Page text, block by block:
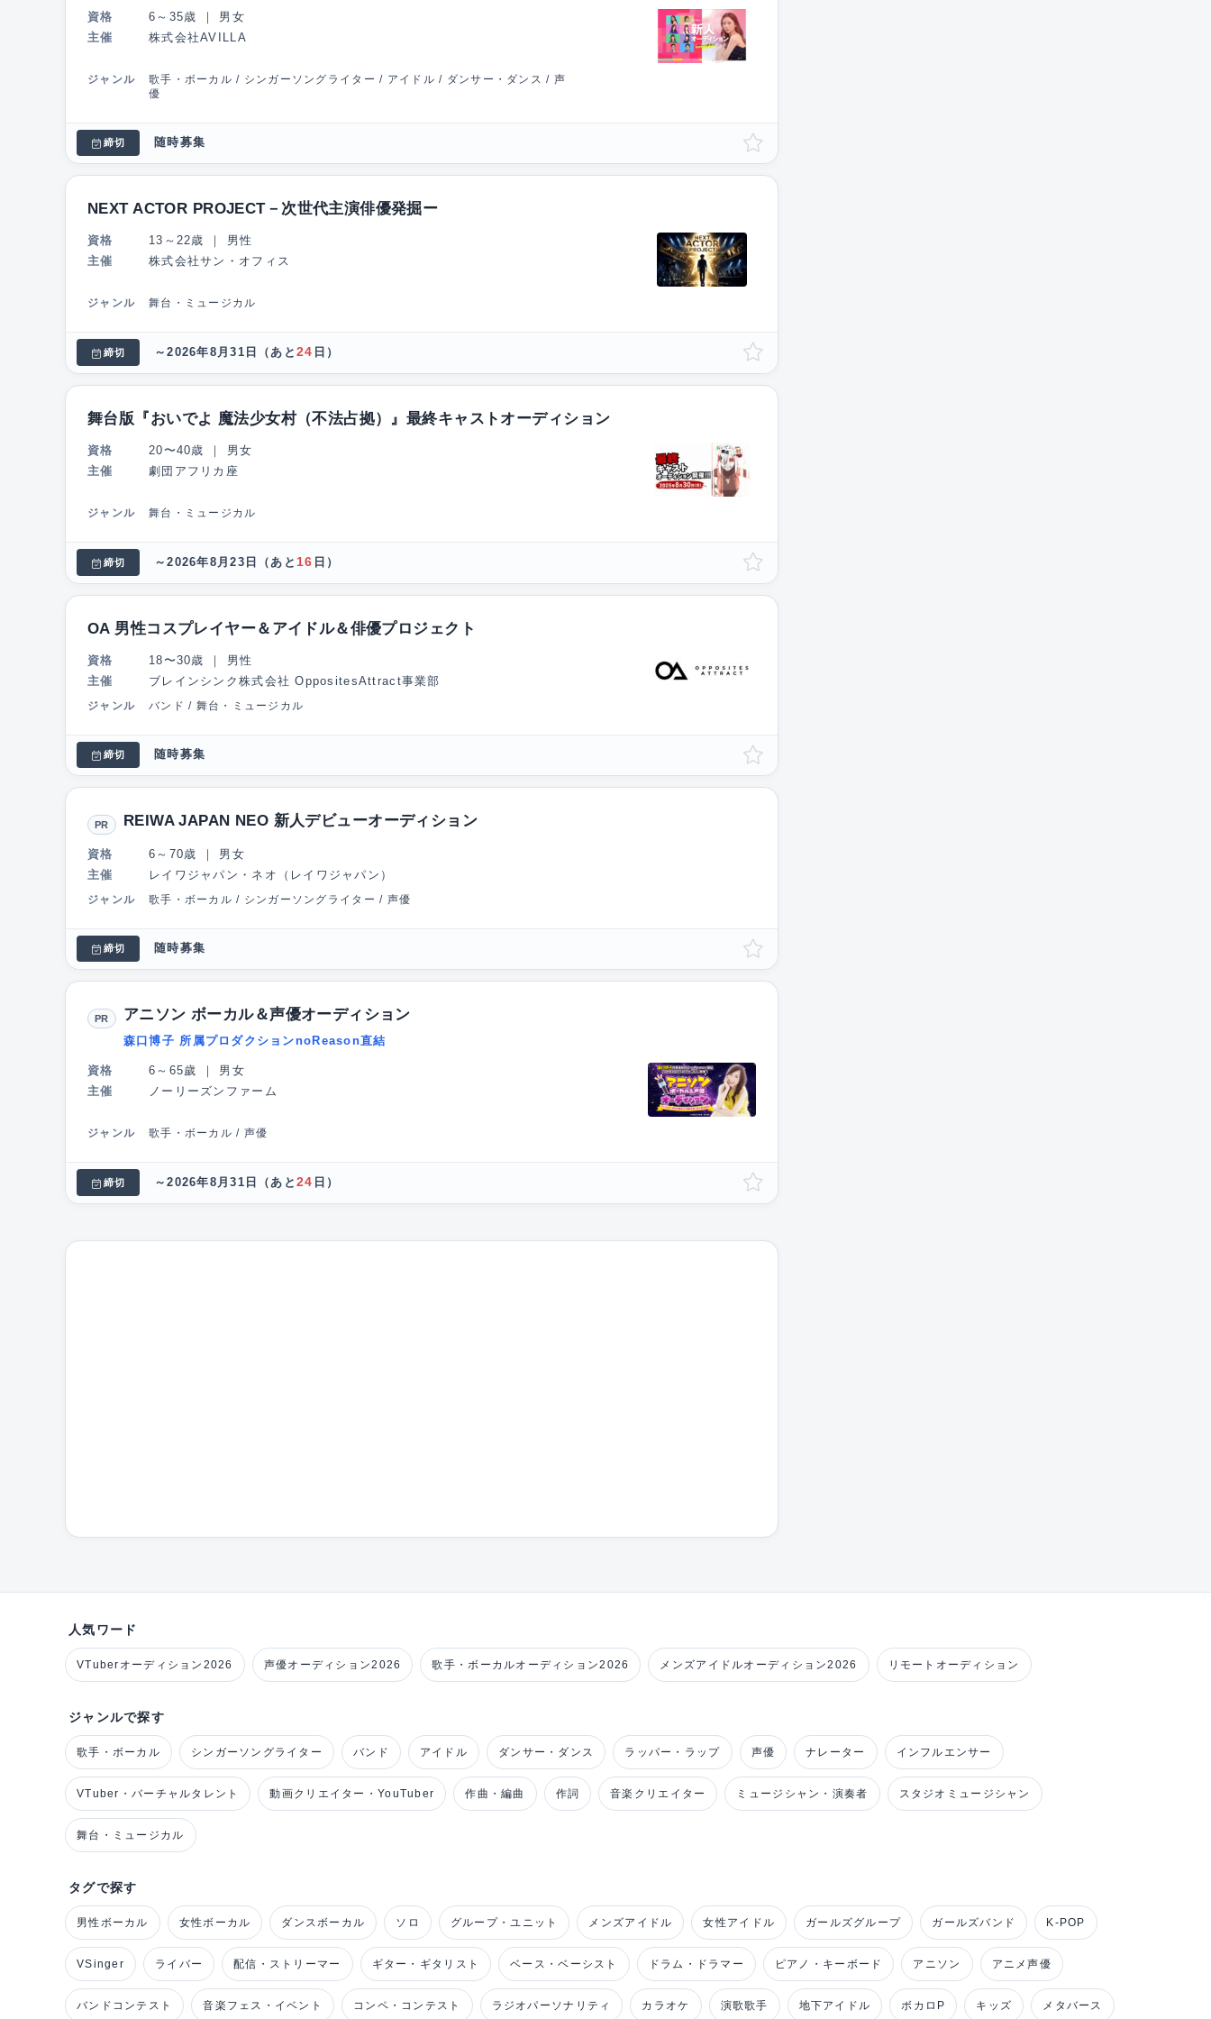
資格 6～35歳 ｜ 男女
主催
株式会社AVILLA
ジャンル
歌手・ボーカル / シンガーソングライター / アイドル / ダンサー・ダンス / 声
優
締切 随時募集
NEXT ACTOR PROJECT－次世代主演俳優発掘ー
資格 13～22歳 ｜ 男性
主催
株式会社サン・オフィス
ジャンル 舞台・ミュージカル
締切 ～2026年8月31日 （あと 24 日）
舞台版『おいでよ 魔法少女村（不法占拠）』最終キャストオーディション
資格 20〜40歳 ｜ 男女
主催
劇団アフリカ座
ジャンル 舞台・ミュージカル
締切 ～2026年8月23日 （あと 16 日）
OA 男性コスプレイヤー＆アイドル＆俳優プロジェクト
資格 18〜30歳 ｜ 男性
主催
ブレインシンク株式会社 OppositesAttract事業部
ジャンル バンド / 舞台・ミュージカル
締切 随時募集
PR REIWA JAPAN NEO 新人デビューオーディション
資格 6～70歳 ｜ 男女
主催
レイワジャパン・ネオ（レイワジャパン）
ジャンル 歌手・ボーカル / シンガーソングライター / 声優
締切 随時募集
PR アニソン ボーカル＆声優オーディション
森口博子 所属プロダクションnoReason直結
資格 6～65歲 ｜ 男女
主催
ノーリーズンファーム
ジャンル 歌手・ボーカル / 声優
締切 ～2026年8月31日 （あと 24 日）
人気ワード
VTuberオーディション2026 声優オーディション2026 歌手・ボーカルオーディション2026 メンズアイドルオーディション2026 リモートオーディション
ジャンルで探す
歌手・ボーカル シンガーソングライター バンド アイドル ダンサー・ダンス ラッパー・ラップ 声優 ナレーター インフルエンサー
VTuber・バーチャルタレント 動画クリエイター・YouTuber 作曲・編曲 作詞 音楽クリエイター ミュージシャン・演奏者 スタジオミュージシャン
舞台・ミュージカル
タグで探す
男性ボーカル 女性ボーカル ダンスボーカル ソロ グループ・ユニット メンズアイドル 女性アイドル ガールズグループ ガールズバンド K-POP
VSinger ライバー 配信・ストリーマー ギター・ギタリスト ベース・ベーシスト ドラム・ドラマー ピアノ・キーボード アニソン アニメ声優
バンドコンテスト 音楽フェス・イベント コンペ・コンテスト ラジオパーソナリティ カラオケ 演歌歌手 地下アイドル ボカロP キッズ メタバース